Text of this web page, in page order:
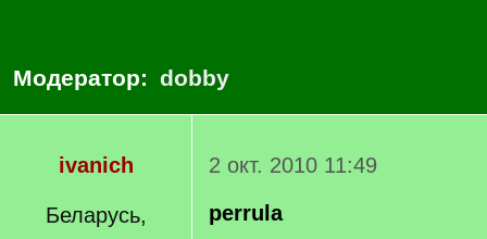
Модератор: dobby
ivanich
Беларусь,
2 окт. 2010 11:49
perrula